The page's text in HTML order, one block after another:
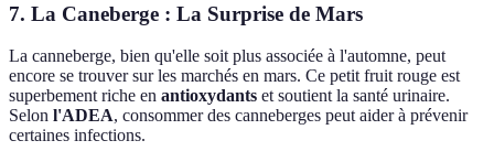
7. La Caneberge : La Surprise de Mars
La canneberge, bien qu'elle soit plus associée à l'automne, peut
encore se trouver sur les marchés en mars. Ce petit fruit rouge est
superbement riche en antioxydants et soutient la santé urinaire.
Selon l'ADEA, consommer des canneberges peut aider à prévenir
certaines infections.